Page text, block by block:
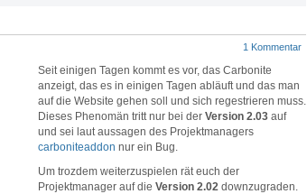
1 Kommentar
Seit einigen Tagen kommt es vor, das Carbonite
anzeigt, das es in einigen Tagen abläuft und das man
auf die Website gehen soll und sich regestrieren muss.
Dieses Phenomän tritt nur bei der Version 2.03 auf
und sei laut aussagen des Projektmanagers
carboniteaddon nur ein Bug.
Um trozdem weiterzuspielen rät euch der
Projektmanager auf die Version 2.02 downzugraden.